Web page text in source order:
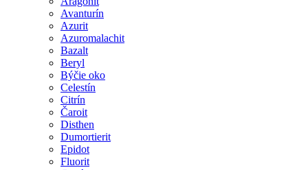
Avanturín
Azurit
Azuromalachit
Bazalt
Beryl
Býčie oko
Celestín
Citrín
Čaroit
Disthen
Dumortierit
Epidot
Fluorit